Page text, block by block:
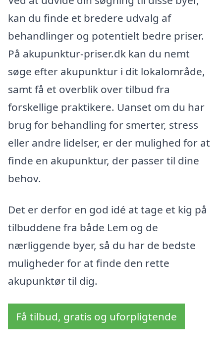
kan du finde et bredere udvalg af
behandlinger og potentielt bedre priser.
På akupunktur-priser.dk kan du nemt
søge efter akupunktur i dit lokalområde,
samt få et overblik over tilbud fra
forskellige praktikere. Uanset om du har
brug for behandling for smerter, stress
eller andre lidelser, er der mulighed for at
finde en akupunktur, der passer til dine
behov.
Det er derfor en god idé at tage et kig på
tilbuddene fra både Lem og de
nærliggende byer, så du har de bedste
muligheder for at finde den rette
akupunktør til dig.
Få tilbud, gratis og uforpligtende